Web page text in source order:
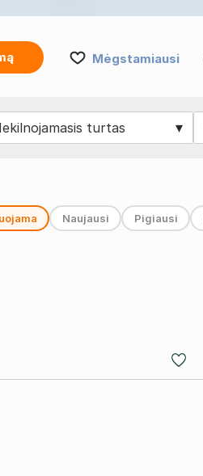
Mėgstamiausi
Naujausi Pigiausi